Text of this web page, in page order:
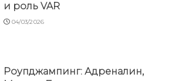
и роль VAR
04/03/2026
Роупджампинг: Адреналин,